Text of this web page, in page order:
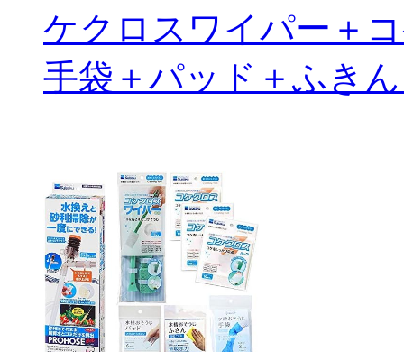
ケクロスワイパー＋
手袋＋パッド＋ふき